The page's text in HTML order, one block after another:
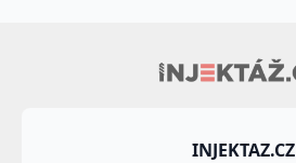
INJEKTAZ.CZ